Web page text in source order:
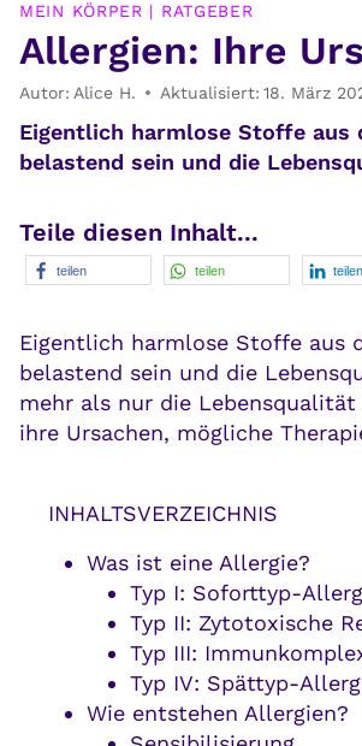
MEIN KÖRPER | RATGEBER
Allergien: Ihre
Autor: Alice H. Aktualisiert: 18. März
Eigentlich harmlose Stoffe aus
belastend sein und die
Teile diesen Inhalt...
teilen teilen teilen
Eigentlich harmlose Stoffe aus
belastend sein und die
mehr als nur die
ihre Ursachen, mögliche
INHALTSVERZEICHNIS
Was ist eine Allergie?
Typ I: Soforttyp-
Typ II: Zytotoxische
Typ III:
Typ IV: Spättyp-
Wie entstehen Allergien?